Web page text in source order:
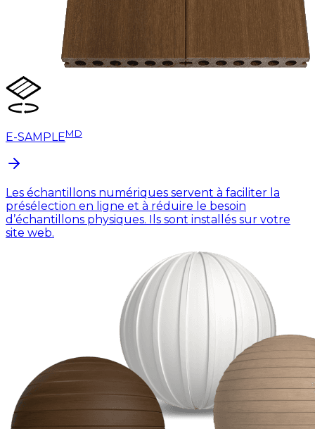
E-SAMPLEMD
Les échantillons numériques servent à faciliter la
présélection en ligne et à réduire le besoin
d’échantillons physiques. Ils sont installés sur votre
site web.